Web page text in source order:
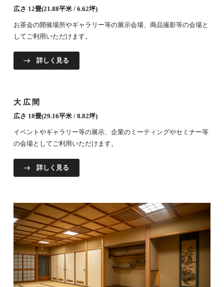
広さ 12畳(21.88平米 / 6.62坪)
お茶会の開催場所やギャラリー等の展示会場、商品撮影等の会場と
してご利用いただけます。
詳しく見る
大広間
広さ 18畳(29.16平米 / 8.82坪)
イベントやギャラリー等の展示、企業のミーティングやセミナー等
の会場としてご利用いただけます。
詳しく見る